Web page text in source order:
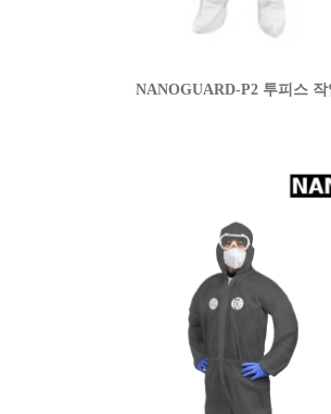
NANOGUARD-P2 투피스 작